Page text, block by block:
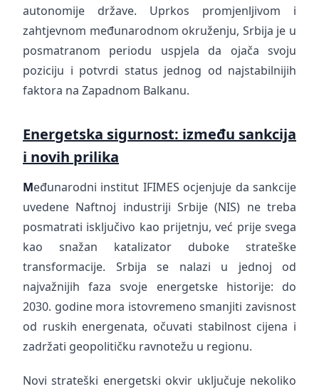
autonomije države. Uprkos promjenljivom i
zahtjevnom međunarodnom okruženju, Srbija je u
posmatranom periodu uspjela da ojača svoju
poziciju i potvrdi status jednog od najstabilnijih
faktora na Zapadnom Balkanu.
Energetska sigurnost: između sankcija
i novih prilika
Međunarodni institut IFIMES ocjenjuje da sankcije
uvedene Naftnoj industriji Srbije (NIS) ne treba
posmatrati isključivo kao prijetnju, već prije svega
kao snažan katalizator duboke strateške
transformacije. Srbija se nalazi u jednoj od
najvažnijih faza svoje energetske historije: do
2030. godine mora istovremeno smanjiti zavisnost
od ruskih energenata, očuvati stabilnost cijena i
zadržati geopolitičku ravnotežu u regionu.
Novi strateški energetski okvir uključuje nekoliko